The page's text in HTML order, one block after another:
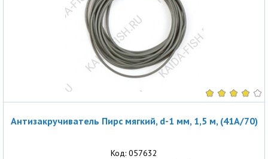
Антизакручиватель Пирс мягкий, d-1 мм, 1,5 м, (41A/70)
Код: 057632